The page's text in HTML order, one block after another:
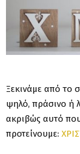
Ξεκινάμε από το
ψηλό, πράσινο ή
ακριβώς αυτό που
προτείνουμε: